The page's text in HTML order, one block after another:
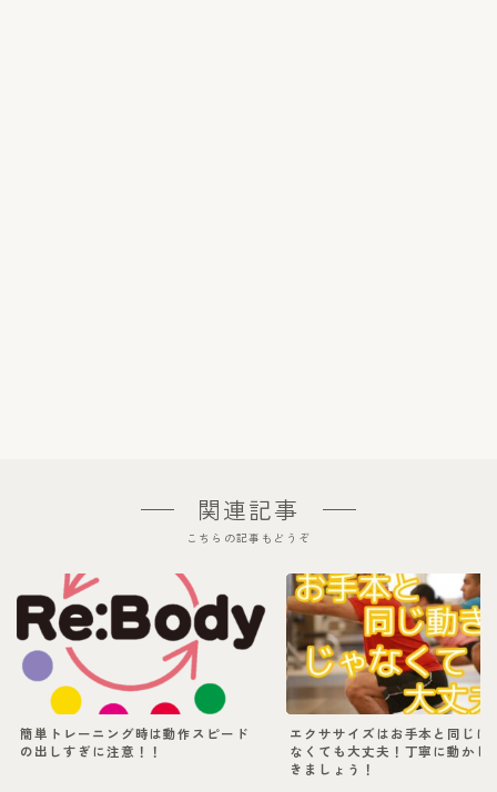
関連記事
こちらの記事もどうぞ
簡単トレーニング時は動作スピード
の出しすぎに注意！！
エクササイズはお手本と同じに
なくても大丈夫！丁寧に動かし
きましょう！